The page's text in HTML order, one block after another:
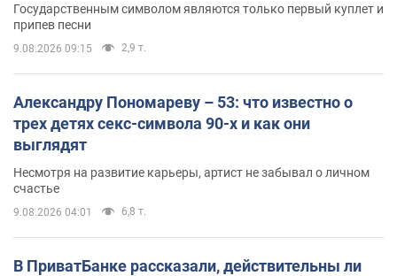
Государственным символом являются только первый куплет и
припев песни
9.08.2026 09:15 2,9 т.
Александру Пономареву – 53: что известно о
трех детях секс-символа 90-х и как они
выглядят
Несмотря на развитие карьеры, артист не забывал о личном
счастье
9.08.2026 04:01 6,8 т.
В ПриватБанке рассказали, действительны ли